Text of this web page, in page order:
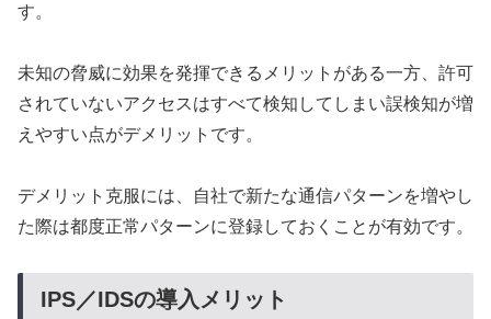
す。
未知の脅威に効果を発揮できるメリットがある一方、許可
されていないアクセスはすべて検知してしまい誤検知が増
えやすい点がデメリットです。
デメリット克服には、自社で新たな通信パターンを増やし
た際は都度正常パターンに登録しておくことが有効です。
IPS／IDSの導入メリット